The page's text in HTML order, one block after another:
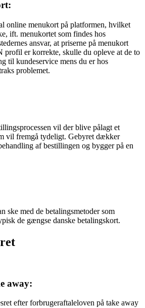
online menukort på platformen, hvilket
ift. menukortet som findes hos
ansvar, at priserne på menukort
profil er korrekte, skulle du opleve at de to
til kundeservice mens du er hos
problemet.
vil der blive pålagt et
vil fremgå tydeligt. Gebyret dækker
af bestillingen og bygger på en
ske med de betalingsmetoder som
de gængse danske betalingskort.
away:
efter forbrugeraftaleloven på take away